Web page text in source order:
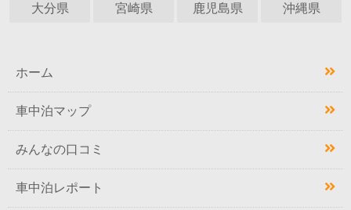
大分県 宮崎県 鹿児島県 沖縄県
ホーム
車中泊マップ
みんなの口コミ
車中泊レポート